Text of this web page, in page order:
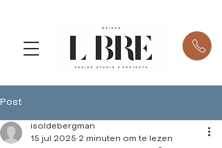
Post
isoldebergman
15 jul 2025 2 minuten om te lezen